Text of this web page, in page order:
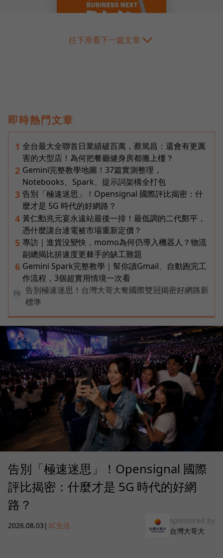
往下滑看下一篇文章
即時熱門文章
1 全台最大全聯首日業績破百萬，蔡篤昌：還會有更厲
害的大型店！為何把餐廳健身房都搬上樓？
2 Gemini完整教學地圖！37篇實測整理，
Notebooks、Spark、提示詞架構全打包
3 告別「極速迷思」！Opensignal 國際評比揭密：什
麼才是 5G 時代的好網路？
4 黃仁勳兆元宴永遠站最後一排！最低調的二代鄭平，
憑什麼讓台達電被市場重新定價？
5 專訪｜進貨沒變快，momo為何仍導入機器人？物流
副總揭比拚速度更棘手的缺工難題
6 Gemini Spark完整教學｜幫你讀Gmail、自動跑完工
作流程，3個超實用情境一次看
PR
告別極速迷思！台灣大哥大奪國際雙冠揭密好網路新
標準
告別「極速迷思」！Opensignal 國際
評比揭密：什麼才是 5G 時代的好網
路？
2026.08.03 | 3C生活
sponsored by
台灣大哥大